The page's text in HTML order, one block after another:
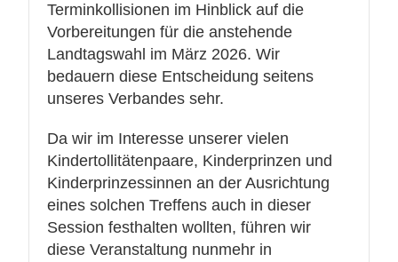
Terminkollisionen im Hinblick auf die
Vorbereitungen für die anstehende
Landtagswahl im März 2026. Wir
bedauern diese Entscheidung seitens
unseres Verbandes sehr.
Da wir im Interesse unserer vielen
Kindertollitätenpaare, Kinderprinzen und
Kinderprinzessinnen an der Ausrichtung
eines solchen Treffens auch in dieser
Session festhalten wollten, führen wir
diese Veranstaltung nunmehr in